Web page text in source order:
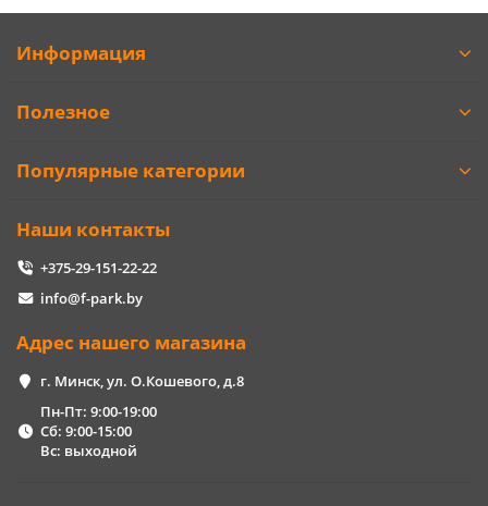
Информация
Полезное
Популярные категории
Наши контакты
+375-29-151-22-22
info@f-park.by
Адрес нашего магазина
г. Минск, ул. О.Кошевого, д.8
Пн-Пт: 9:00-19:00
Сб: 9:00-15:00
Вс: выходной